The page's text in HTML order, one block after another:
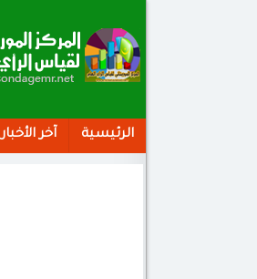
الرئيسية آخر الأخبار